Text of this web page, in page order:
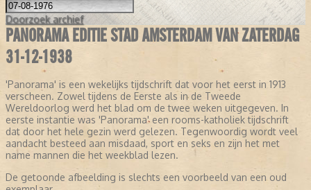
Doorzoek archief
PANORAMA EDITIE STAD AMSTERDAM VAN ZATERDAG
31-12-1938
'Panorama' is een wekelijks tijdschrift dat voor het eerst in 1913
verscheen. Zowel tijdens de Eerste als in de Tweede
Wereldoorlog werd het blad om de twee weken uitgegeven. In
eerste instantie was 'Panorama' een rooms-katholiek tijdschrift
dat door het hele gezin werd gelezen. Tegenwoordig wordt veel
aandacht besteed aan misdaad, sport en seks en zijn het met
name mannen die het weekblad lezen.
De getoonde afbeelding is slechts een voorbeeld van een oud